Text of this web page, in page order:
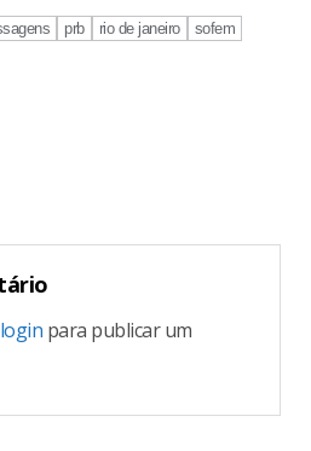
prb rio de janeiro sofem
login para publicar um